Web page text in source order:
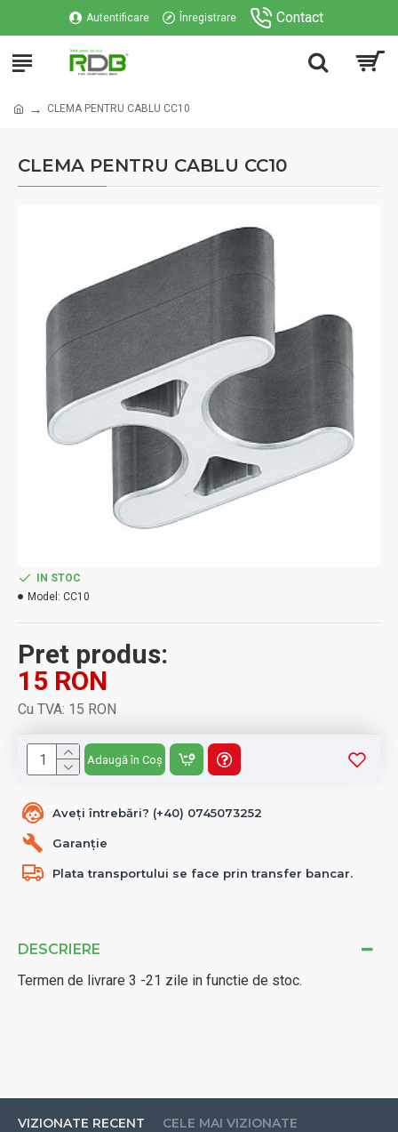
Autentificare Înregistrare Contact
CLEMA PENTRU CABLU CC10
CLEMA PENTRU CABLU CC10
DESCRIERE
Termen de livrare 3 -21 zile in functie de stoc.
Aveți întrebări? (+40) 0745073252
Garanție
Plata transportului se face prin transfer bancar.
Pret produs:
15 RON
Cu TVA: 15 RON
IN STOC
Model: CC10
Adaugă în Coș
VIZIONATE RECENT CELE MAI VIZIONATE